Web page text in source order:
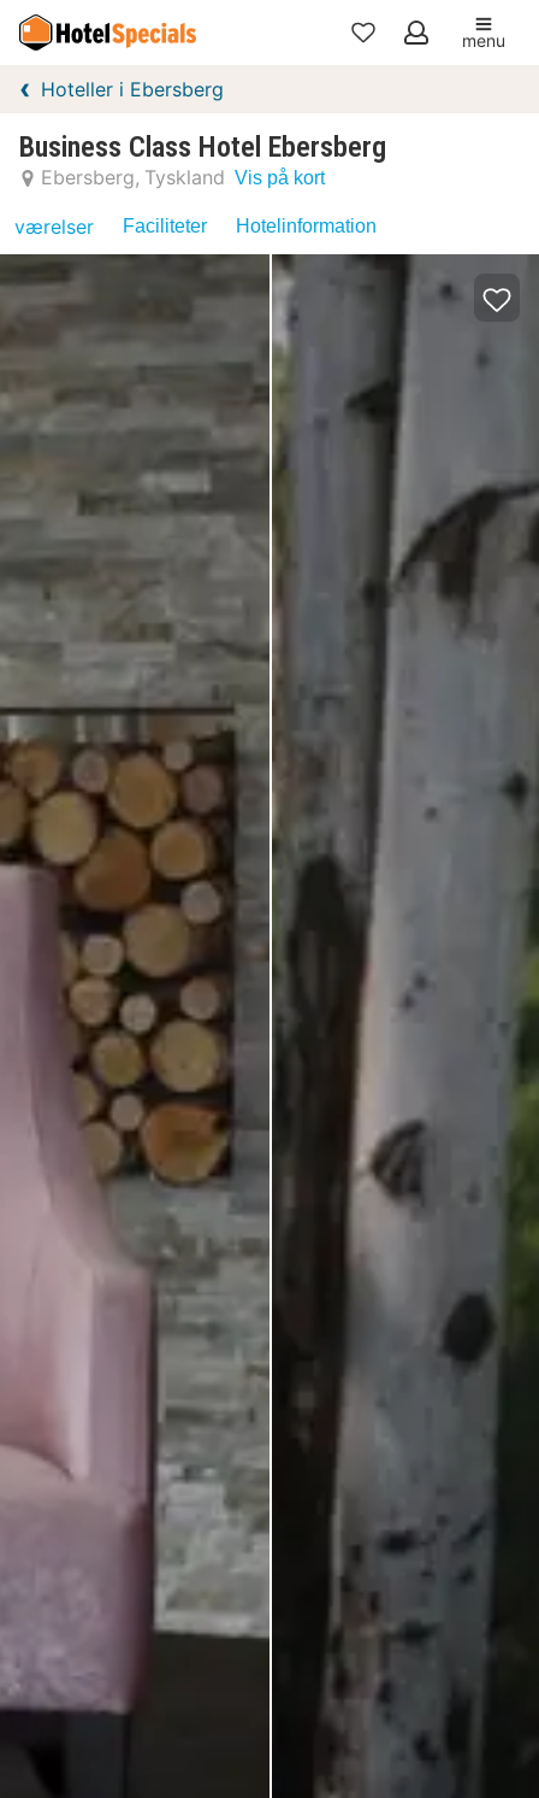
Mine
menu
Hoteller i Ebersberg
Business Class Hotel Ebersberg
Ebersberg Tyskland Vis på kort
værelser Faciliteter Hotelinformation